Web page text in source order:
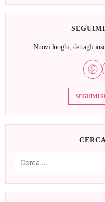
Nuovi luoghi, dettagli
SEGUIMI